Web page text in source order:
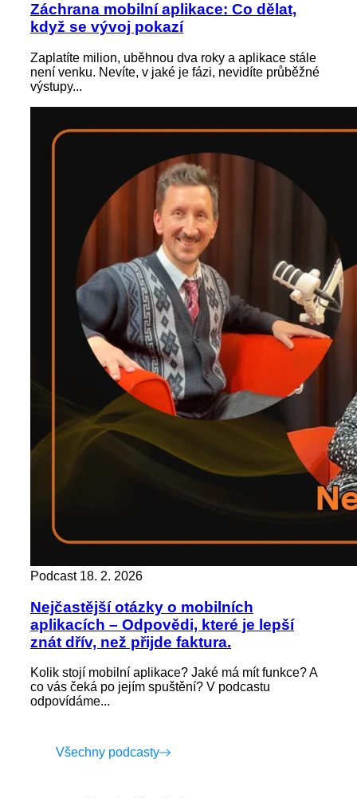
Záchrana mobilní aplikace: Co dělat,
když se vývoj pokazí
Zaplatíte milion, uběhnou dva roky a aplikace stále
není venku. Nevíte, v jaké je fázi, nevidíte průběžné
výstupy...
Podcast 18. 2. 2026
Nejčastější otázky o mobilních
aplikacích – Odpovědi, které je lepší
znát dřív, než přijde faktura.
Kolik stojí mobilní aplikace? Jaké má mít funkce? A
co vás čeká po jejím spuštění? V podcastu
odpovídáme...
Všechny podcasty